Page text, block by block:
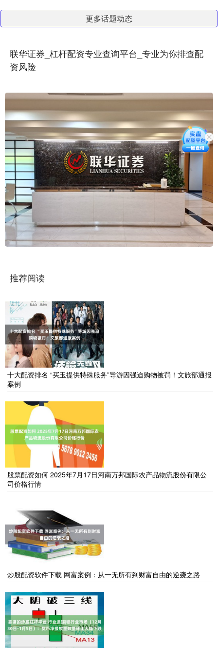
更多话题动态
联华证券_杠杆配资专业查询平台_专业为你排查配
资风险
推荐阅读
十大配资排名 “买玉提供特殊服务”导游因强迫购物被罚！文旅部通报
案例
股票配资如何 2025年7月17日河南万邦国际农产品物流股份有限公
司价格行情
炒股配资软件下载 网富案例：从一无所有到财富自由的逆袭之路